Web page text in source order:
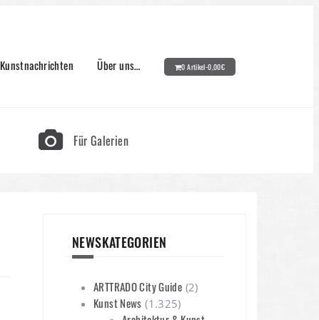
Kunstnachrichten Über uns… 0 Artikel-0,00€
Für Galerien
NEWSKATEGORIEN
ARTTRADO City Guide (2)
Kunst News (1.325)